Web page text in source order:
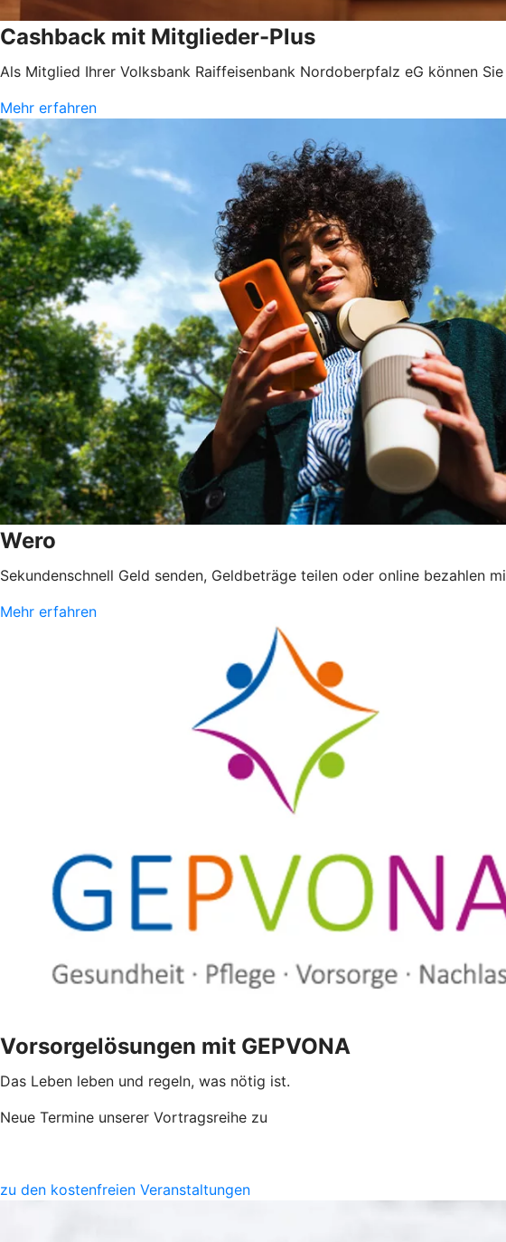
Cashback mit Mitglieder-Plus
Als Mitglied Ihrer Volksbank Raiffeisenbank Nordoberpfalz eG können
Mehr erfahren
Wero
Sekundenschnell Geld senden, Geldbeträge teilen oder online bezahlen
Mehr erfahren
Vorsorgelösungen mit GEPVONA
Das Leben leben und regeln, was nötig ist.
Neue Termine unserer Vortragsreihe zu
zu den kostenfreien Veranstaltungen